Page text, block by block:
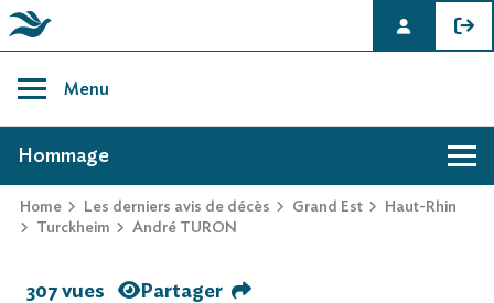
content
Menu
AVIS DE DÉCÈS DE ANDRÉ TURON
Home Les derniers avis de décès Grand Est
Haut-Rhin
Turckheim
André TURON
Hommage
307 vues Partager